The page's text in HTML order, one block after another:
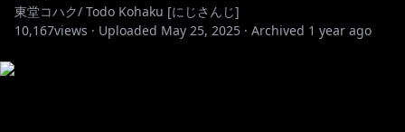
東堂コハク/ Todo Kohaku [にじさんじ]
10,167views · Uploaded May 25, 2025 · Archived 1 year ago